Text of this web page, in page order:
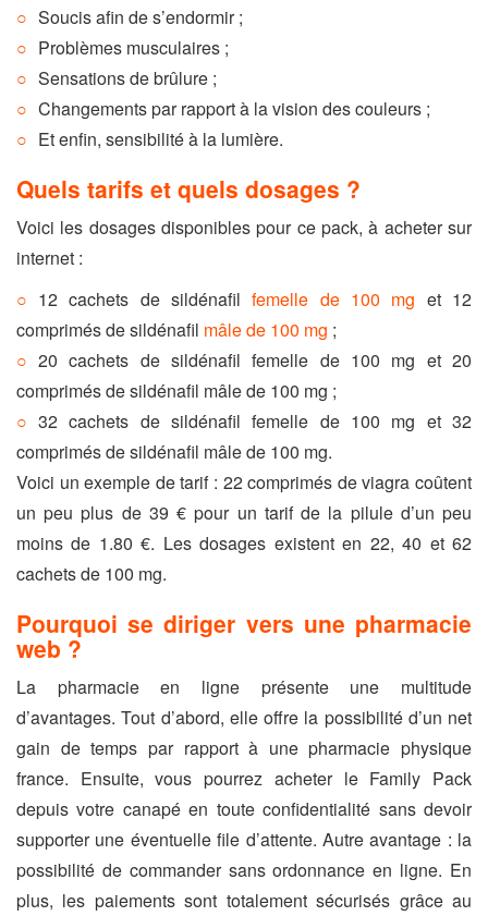
Soucis afin de s’endormir ;
Problèmes musculaires ;
Sensations de brûlure ;
Changements par rapport à la vision des couleurs ;
Et enfin, sensibilité à la lumière.
Quels tarifs et quels dosages ?
Voici les dosages disponibles pour ce pack, à acheter sur
internet :
12 cachets de sildénafilfemelle de 100 mg et 12
comprimés de sildénafil mâle de 100 mg ;
20 cachets de sildénafil femelle de 100 mg et 20
comprimés de sildénafil mâle de 100 mg ;
32 cachets de sildénafil femelle de 100 mg et 32
comprimés de sildénafil mâle de 100 mg.
Voici un exemple de tarif : 22 comprimés de viagra coûtent
un peu plus de 39 € pour un tarif de la pilule d’un peu
moins de 1.80 €. Les dosages existent en 22, 40 et 62
cachets de 100 mg.
Pourquoi se diriger vers une pharmacie
web ?
La pharmacie en ligne présente une multitude
d’avantages. Tout d’abord, elle offre la possibilité d’un net
gain de temps par rapport à une pharmacie physique
france. Ensuite, vous pourrez acheter le Family Pack
depuis votre canapé en toute confidentialité sans devoir
supporter une éventuelle file d’attente. Autre avantage : la
possibilité de commander sans ordonnance en ligne. En
plus, les paiements sont totalement sécurisés grâce au